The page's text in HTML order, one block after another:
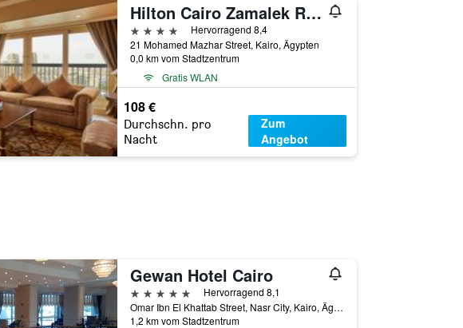
Hilton Cairo Zamalek Residences
4 Sterne
Hervorragend 8,4
21 Mohamed Mazhar Street, Kairo, Ägypten
0,0 km vom Stadtzentrum
Gratis WLAN
108 €
Durchschn. pro
Nacht
Zum
Angebot
Gewan Hotel Cairo
5 Sterne
Hervorragend 8,1
Omar Ibn El Khattab Street, Nasr City, Kairo, Ägypten
1,2 km vom Stadtzentrum